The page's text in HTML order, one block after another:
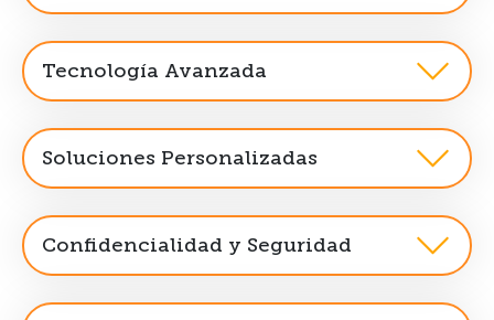
Tecnología Avanzada
Soluciones Personalizadas
Confidencialidad y Seguridad